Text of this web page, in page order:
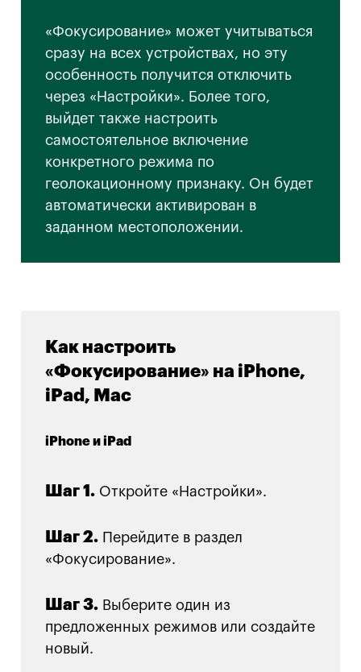
«Фокусирование» может учитываться
сразу на всех устройствах, но эту
особенность получится отключить
через «Настройки». Более того,
выйдет также настроить
самостоятельное включение
конкретного режима по
геолокационному признаку. Он будет
автоматически активирован в
заданном местоположении.
Как настроить
«Фокусирование» на iPhone,
iPad, Mac
iPhone и iPad
Шаг 1. Откройте «Настройки».
Шаг 2. Перейдите в раздел
«Фокусирование».
Шаг 3. Выберите один из
предложенных режимов или создайте
новый.